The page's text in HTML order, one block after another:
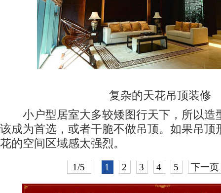
复杂的天花吊顶装修
小户型居室大多较矮图行天下，所以造
该成为首选，或者干脆不做吊顶。如果吊顶
花的空间区域感太强烈。
1/5 1 2 3 4 5 下一页